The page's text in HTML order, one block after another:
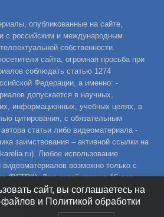
опубликованные на сайте,
с российским и международным
собственности.
сайта, огромная просьба при
соблюдать статью 1274
Федерации, а именно: -
допускается в научных,
информационных, учебных целях, в
цитирования, с обязательным
статьи либо видеоматериала -
заимствования – активной ссылки на
Любое использование
возможно только с
(ВГТРК). Для детей старше 16 лет.
сайт, вы соглашаетесь на
и Политикой обработки